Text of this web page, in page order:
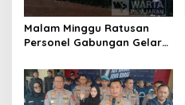
s
Malam Minggu Ratusan
Personel Gabungan Gelar
Besar Kabupaten Bandung